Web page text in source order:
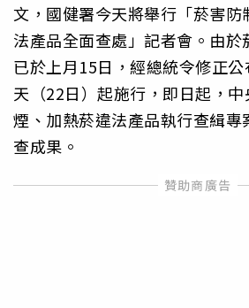
文，國健署今天將舉行「菸害防
法產品全面查處」記者會。由於
已於上月15日，經總統令修正
天（22日）起施行，即日起，
煙、加熱菸違法產品執行查緝專
查成果。